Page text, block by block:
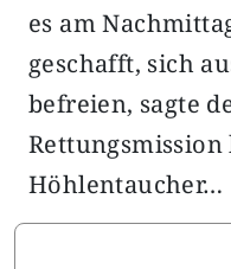
es am
geschafft, sich
befreien, sagte
Höhlentaucher…